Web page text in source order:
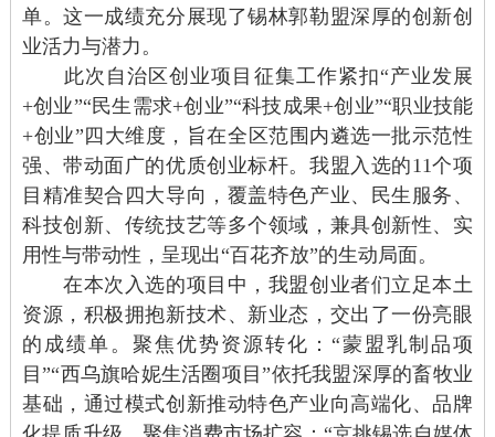
单。这一成绩充分展现了锡林郭勒 盟深厚的创新创
业活力与潜力。
此次自治区创业项目征集工作紧扣“产业发展
+创业”“民生需求+创业”“科技成果+创业”“职业技能
+创业”四大维度，旨在全区范围内遴选一批示范性
强、带动面广的优质创业标杆。我盟入选的11个项
目精准契合四大导向，覆盖特色产业、民生服务、
科技创新、传统技艺等多个领域， 兼具创新性、实
用性与带动性， 呈现出“百花齐放”的生动局面。
在本次入选的项目中，我盟创业者们立足本土
资源，积极拥抱新技术、新业态，交出了一份亮眼
的成绩单。 聚焦优势资源转化 ： “蒙盟乳制品项
目”“西乌旗哈妮生活圈项目”依托我盟深厚的畜牧业
基础，通过模式创新推动特色产业向高端化、品牌